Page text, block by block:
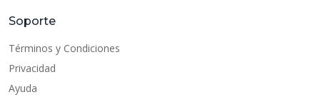
Soporte
Términos y Condiciones
Privacidad
Ayuda